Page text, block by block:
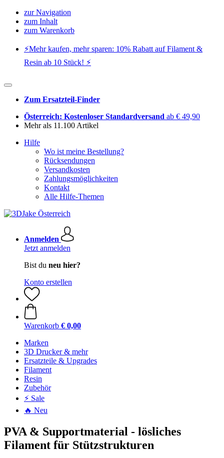
zur Navigation
zum Inhalt
zum Warenkorb
⚡️Mehr kaufen, mehr sparen: 10% Rabatt auf Filament &
Resin ab 10 Stück! ⚡️
Zum Ersatzteil-Finder
Österreich: Kostenloser Standardversand ab € 49,90
Mehr als 11.100 Artikel
Hilfe
Wo ist meine Bestellung?
Rücksendungen
Versandkosten
Zahlungsmöglichkeiten
Kontakt
Alle Hilfe-Themen
Anmelden
Jetzt anmelden
Bist du neu hier?
Konto erstellen
Warenkorb € 0,00
Marken
3D Drucker & mehr
Ersatzteile & Upgrades
Filament
Resin
Zubehör
⚡ Sale
🔥 Neu
PVA & Supportmaterial - lösliches
Filament für Stützstrukturen